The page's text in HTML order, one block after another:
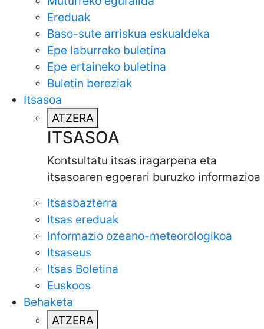
Ereduak
Baso-sute arriskua eskualdeka
Epe laburreko buletina
Epe ertaineko buletina
Buletin bereziak
Itsasoa
ATZERA
ITSASOA
Kontsultatu itsas iragarpena eta
itsasoaren egoerari buruzko informazioa
Itsasbazterra
Itsas ereduak
Informazio ozeano-meteorologikoa
Itsaseus
Itsas Boletina
Euskoos
Behaketa
ATZERA